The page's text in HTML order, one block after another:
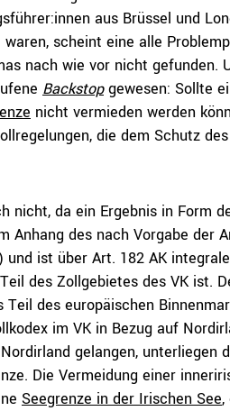
aus Brüssel und
scheint eine alle
nach wie vor nicht gefunden.
Backstopgewesen: Sollte
nicht vermieden werden
die dem Schutz
nicht, da ein Ergebnis in Form
des nach Vorgabe der
ist über Art. 182 AK
des Zollgebietes des VK ist.
des europäischen
im VK in Bezug auf
gelangen, unterliegen
Die Vermeidung einer
Seegrenze in der Irischen See,